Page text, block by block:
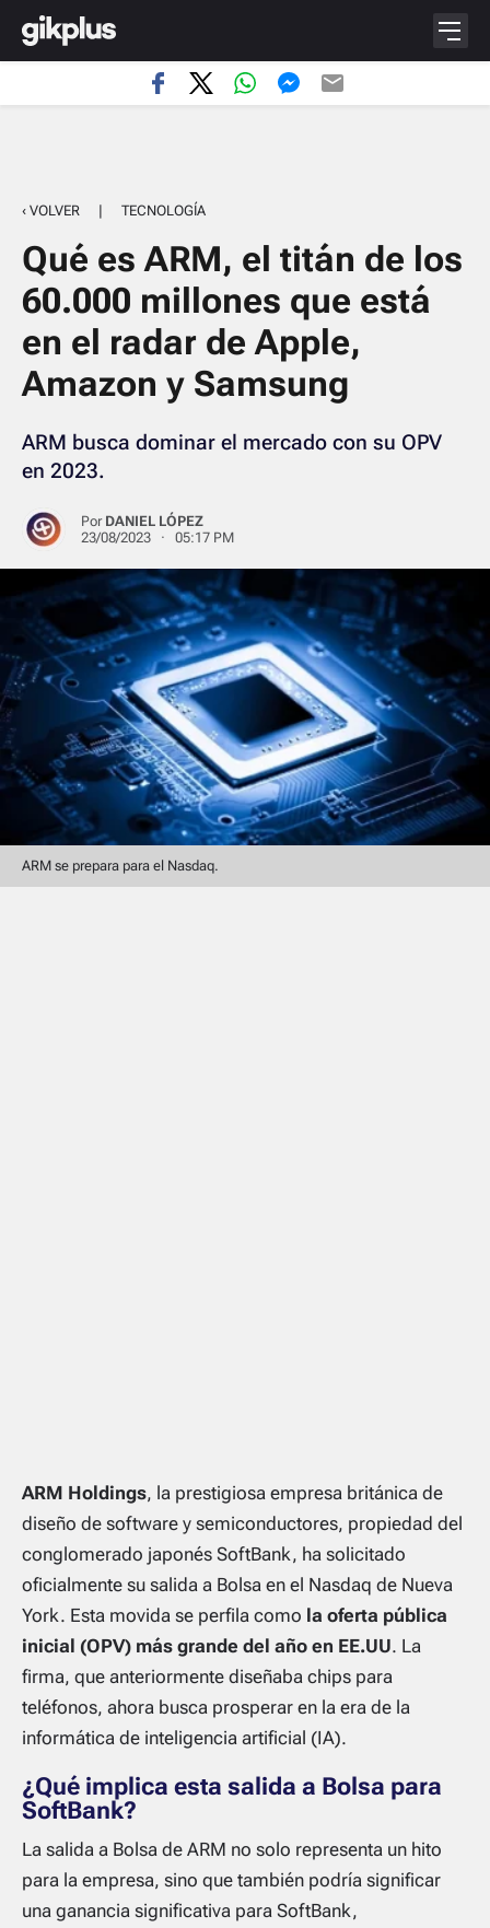
‹ VOLVER | TECNOLOGÍA
Qué es ARM, el titán de los
60.000 millones que está
en el radar de Apple,
Amazon y Samsung
ARM busca dominar el mercado con su OPV
en 2023.
Por DANIEL LÓPEZ
23/08/2023 · 05:17 PM
ARM se prepara para el Nasdaq.
ARM Holdings, la prestigiosa empresa británica de
diseño de software y semiconductores, propiedad del
conglomerado japonés SoftBank, ha solicitado
oficialmente su salida a Bolsa en el Nasdaq de Nueva
York. Esta movida se perfila como la oferta pública
inicial (OPV) más grande del año en EE.UU. La
firma, que anteriormente diseñaba chips para
teléfonos, ahora busca prosperar en la era de la
informática de inteligencia artificial (IA).
¿Qué implica esta salida a Bolsa para
SoftBank?
La salida a Bolsa de ARM no solo representa un hito
para la empresa, sino que también podría significar
una ganancia significativa para SoftBank,